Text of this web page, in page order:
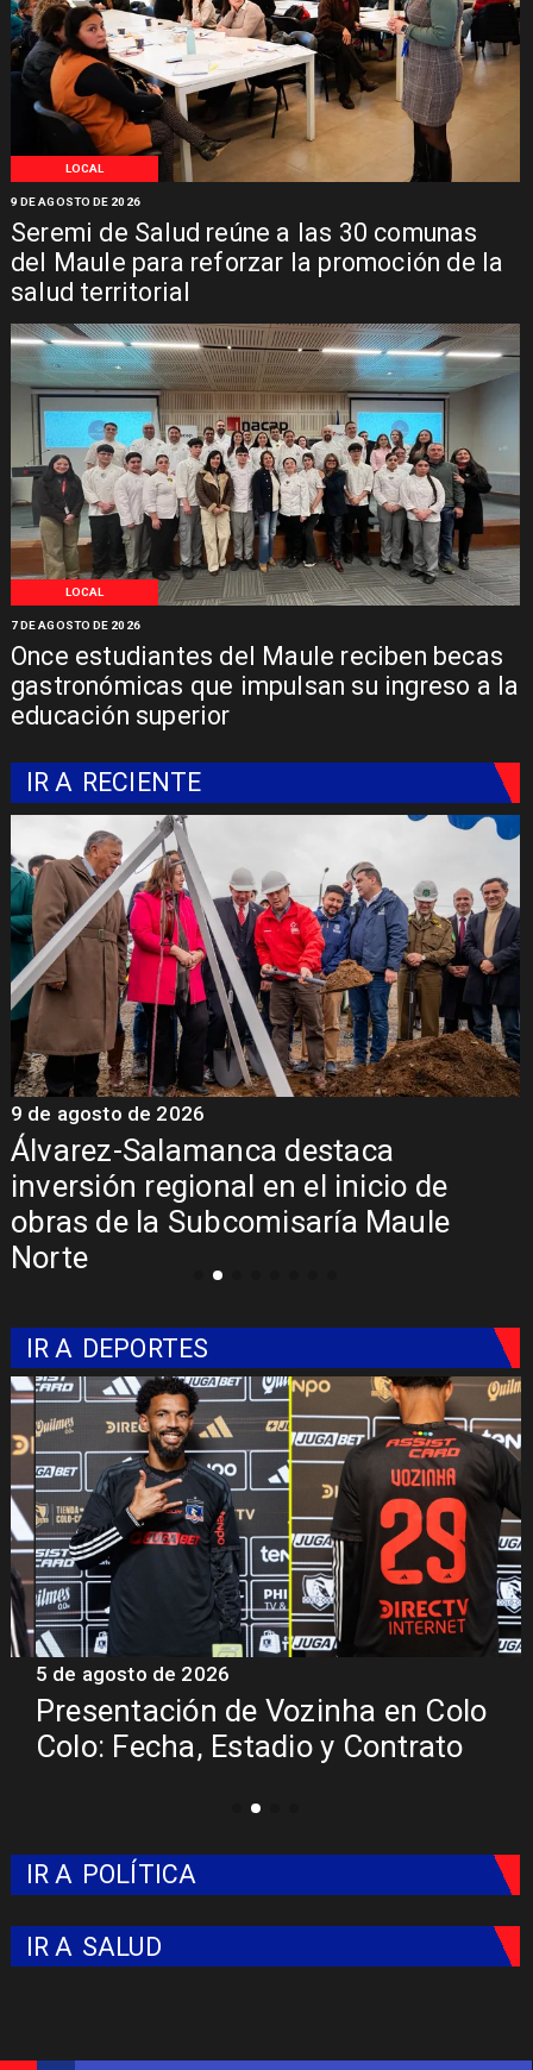
LOCAL
Seremi de Salud reúne a las 30 comunas
del Maule para reforzar la promoción de la
salud territorial
9 DE AGOSTO DE 2026
LOCAL
Once estudiantes del Maule reciben becas
gastronómicas que impulsan su ingreso a la
educación superior
7 DE AGOSTO DE 2026
IR A RECIENTE
Álvarez-Salamanca destaca
inversión regional en el inicio de
obras de la Subcomisaría Maule
Norte
9 de agosto de 2026
IR A DEPORTES
Presentación de Vozinha en Colo
Colo: Fecha, Estadio y Contrato
5 de agosto de 2026
IR A POLÍTICA
IR A SALUD